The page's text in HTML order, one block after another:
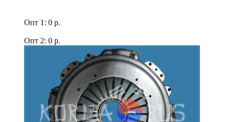
Опт 1: 0 р.
Опт 2: 0 р.